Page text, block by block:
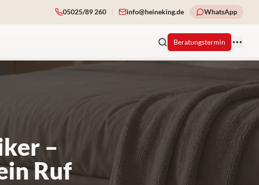
05025/89 260 info@heineking.de WhatsApp
Beratungstermin
–
Ruf